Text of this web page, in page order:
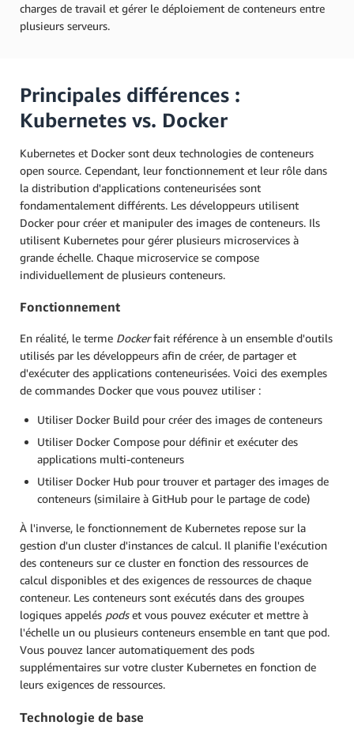
charges de travail et gérer le déploiement de conteneurs entre
plusieurs serveurs.
Principales différences :
Kubernetes vs. Docker
Kubernetes et Docker sont deux technologies de conteneurs
open source. Cependant, leur fonctionnement et leur rôle dans
la distribution d'applications conteneurisées sont
fondamentalement différents. Les développeurs utilisent
Docker pour créer et manipuler des images de conteneurs. Ils
utilisent Kubernetes pour gérer plusieurs microservices à
grande échelle. Chaque microservice se compose
individuellement de plusieurs conteneurs.
Fonctionnement
En réalité, le terme Dockerfait référence à un ensemble d'outils
utilisés par les développeurs afin de créer, de partager et
d'exécuter des applications conteneurisées. Voici des exemples
de commandes Docker que vous pouvez utiliser :
Utiliser Docker Build pour créer des images de conteneurs
Utiliser Docker Compose pour définir et exécuter des
applications multi-conteneurs
Utiliser Docker Hub pour trouver et partager des images de
conteneurs (similaire à GitHub pour le partage de code)
À l'inverse, le fonctionnement de Kubernetes repose sur la
gestion d'un cluster d'instances de calcul. Il planifie l'exécution
des conteneurs sur ce cluster en fonction des ressources de
calcul disponibles et des exigences de ressources de chaque
conteneur. Les conteneurs sont exécutés dans des groupes
logiques appelés podset vous pouvez exécuter et mettre à
l'échelle un ou plusieurs conteneurs ensemble en tant que pod.
Vous pouvez lancer automatiquement des pods
supplémentaires sur votre cluster Kubernetes en fonction de
leurs exigences de ressources.
Technologie de base